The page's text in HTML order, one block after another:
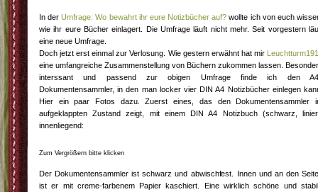
In derUmfrage: Wo bewahrt ihr eure Notizbücher auf? wollte ich von euch
wie ihr eure Bücher einlagert. Die Umfrage läuft nicht mehr. Seit vorgestern
eine neue Umfrage.
Doch jetzt erst einmal zur Verlosung. Wie gestern erwähnt hat mir
eine umfangreiche Zusammenstellung von Büchern zukommen lassen.
interssant und passend zur obigen Umfrage finde ich den
Dokumentensammler, in den man locker vier DIN A4 Notizbücher einlegen
Hier ein paar Fotos dazu. Zuerst eines, das den Dokumentensammler
aufgeklappten Zustand zeigt, mit einem DIN A4 Notizbuch (schwarz,
innenliegend:
Zum Vergrößern bitte klicken
Der Dokumentensammler ist schwarz und abwischfest. Innen und an den
ist er mit creme-farbenem Papier kaschiert. Eine wirklich schöne und